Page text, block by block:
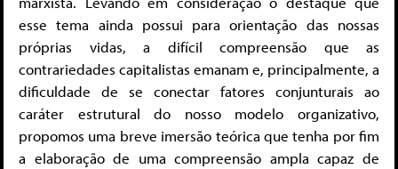
esse tema ainda possui para orientação das nossas
próprias vidas, a difícil compreensão que as
contrariedades capitalistas emanam e, principalmente, a
dificuldade de se conectar fatores conjunturais ao
caráter estrutural do nosso modelo organizativo,
propomos uma breve imersão teórica que tenha por fim
a elaboração de uma compreensão ampla capaz de